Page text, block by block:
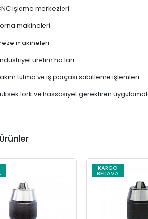
işleme merkezleri
makineleri
makineleri
üretim hatları
tutma ve iş parçası sabitleme işlemleri
tork ve hassasiyet gerektiren
KARGO
BEDAVA